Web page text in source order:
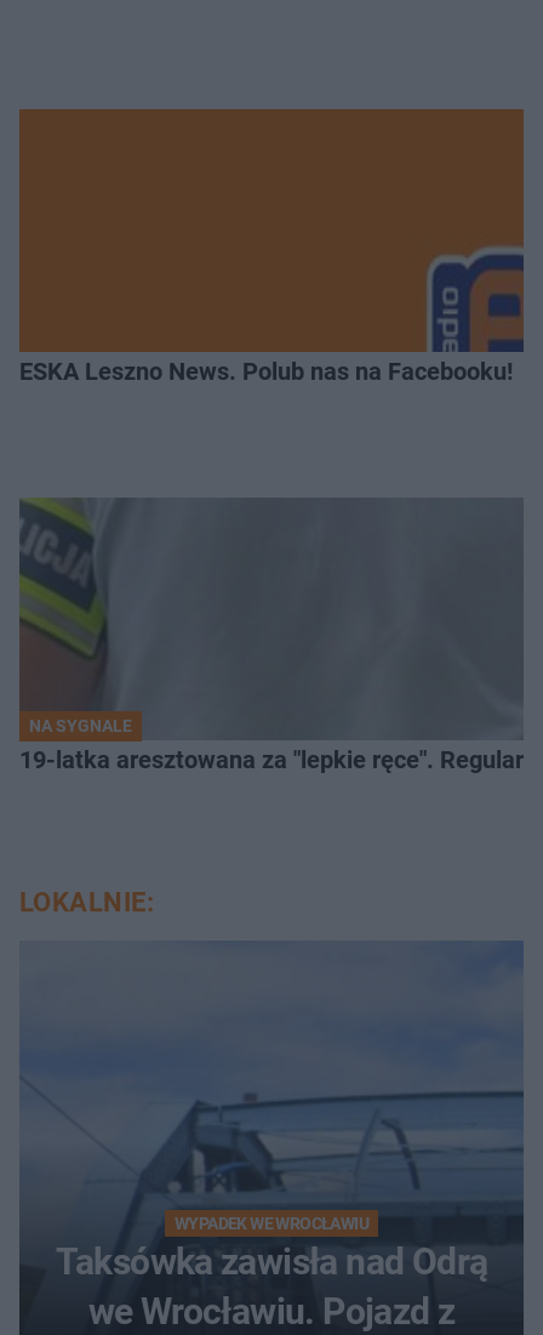
ESKA Leszno News. Polub nas na Facebooku!
NA SYGNALE
19-latka aresztowana za "lepkie ręce".
LOKALNIE:
WYPADEK WE WROCŁAWIU
Taksówka zawisła nad Odrą
we Wrocławiu. Pojazd z